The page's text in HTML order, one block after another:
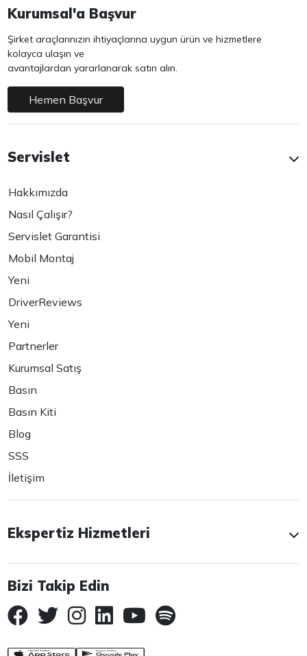
Kurumsal'a Başvur
Şirket araçlarınızın ihtiyaçlarına uygun ürün ve hizmetlere
kolayca ulaşın ve
avantajlardan yararlanarak satın alın.
Hemen Başvur
Servislet
Hakkımızda
Nasıl Çalışır?
Servislet Garantisi
Mobil Montaj
Yeni
DriverReviews
Yeni
Partnerler
Kurumsal Satış
Basın
Basın Kiti
Blog
SSS
İletişim
Ekspertiz Hizmetleri
Bizi Takip Edin